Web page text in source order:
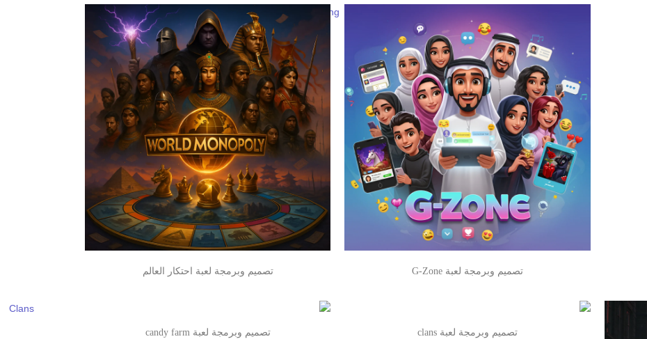
تصميم وبرمجة لعبة G-Zone تصميم وبرمجة لعبة احتكار العالم
تصميم وبرمجة لعبة clans تصميم وبرمجة لعبة candy farm